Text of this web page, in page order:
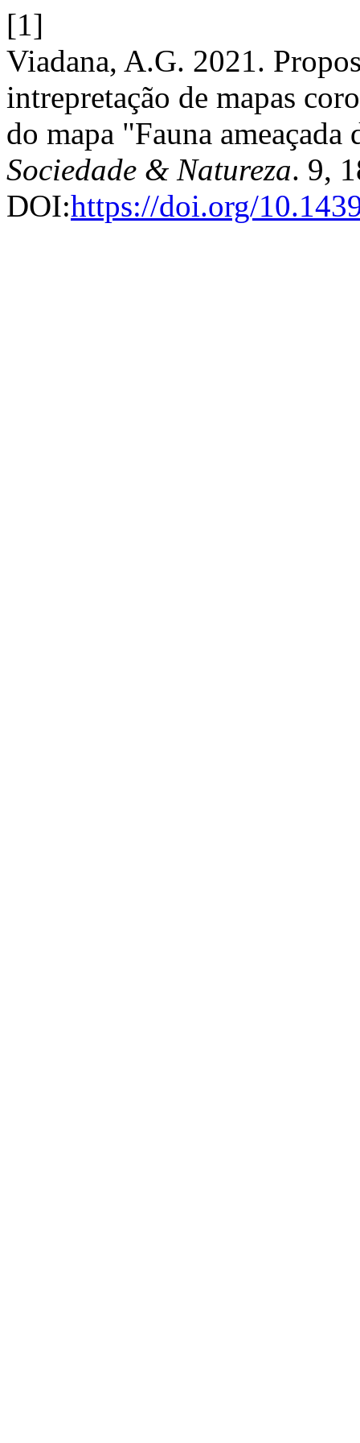
[1]
Viadana, A.G. 2021.
intrepretação de mapas
do mapa "Fauna
Sociedade & Natureza. 9,
DOI:https://doi.org/